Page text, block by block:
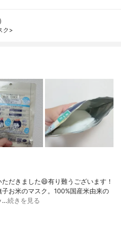
ク>
だきました😄有り難うございます！
お米のマスク。100%国産米由来の
…続きを見る